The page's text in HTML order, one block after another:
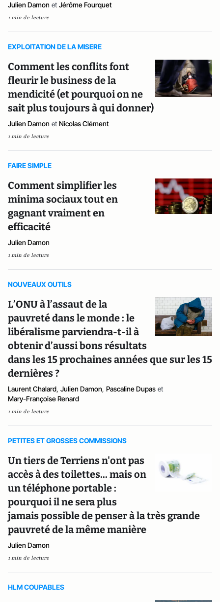
Julien Damon et Jérôme Fourquet
1 min de lecture
EXPLOITATION DE LA MISERE
Comment les conflits font
fleurir le business de la
mendicité (et pourquoi on ne
sait plus toujours à qui donner)
Julien Damon et Nicolas Clément
1 min de lecture
FAIRE SIMPLE
Comment simplifier les
minima sociaux tout en
gagnant vraiment en
efficacité
Julien Damon
1 min de lecture
NOUVEAUX OUTILS
L’ONU à l’assaut de la
pauvreté dans le monde : le
libéralisme parviendra-t-il à
obtenir d’aussi bons résultats
dans les 15 prochaines années que sur les 15
dernières ?
Laurent Chalard, Julien Damon, Pascaline Dupas et
Mary-Françoise Renard
1 min de lecture
PETITES ET GROSSES COMMISSIONS
Un tiers de Terriens n'ont pas
accès à des toilettes... mais on
un téléphone portable :
pourquoi il ne sera plus
jamais possible de penser à la très grande
pauvreté de la même manière
Julien Damon
1 min de lecture
HLM COUPABLES